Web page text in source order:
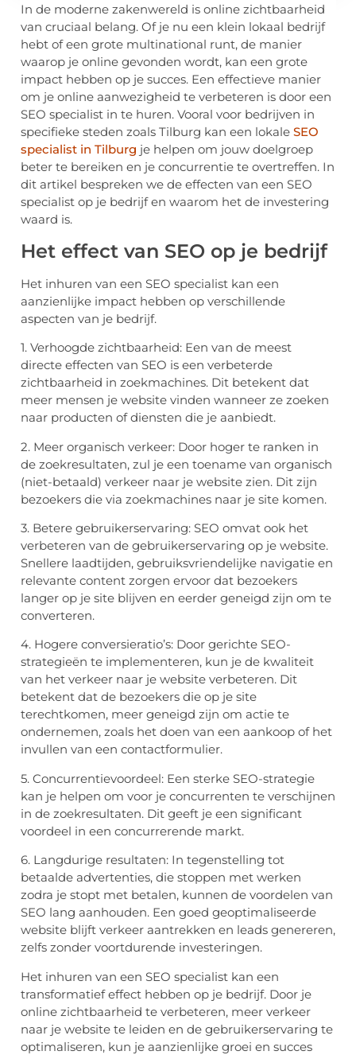
In de moderne zakenwereld is online zichtbaarheid
van cruciaal belang. Of je nu een klein lokaal bedrijf
hebt of een grote multinational runt, de manier
waarop je online gevonden wordt, kan een grote
impact hebben op je succes. Een effectieve manier
om je online aanwezigheid te verbeteren is door een
SEO specialist in te huren. Vooral voor bedrijven in
specifieke steden zoals Tilburg kan een lokale SEO
specialist in Tilburg je helpen om jouw doelgroep
beter te bereiken en je concurrentie te overtreffen. In
dit artikel bespreken we de effecten van een SEO
specialist op je bedrijf en waarom het de investering
waard is.
Het effect van SEO op je bedrijf
Het inhuren van een SEO specialist kan een
aanzienlijke impact hebben op verschillende
aspecten van je bedrijf.
1. Verhoogde zichtbaarheid: Een van de meest
directe effecten van SEO is een verbeterde
zichtbaarheid in zoekmachines. Dit betekent dat
meer mensen je website vinden wanneer ze zoeken
naar producten of diensten die je aanbiedt.
2. Meer organisch verkeer: Door hoger te ranken in
de zoekresultaten, zul je een toename van organisch
(niet-betaald) verkeer naar je website zien. Dit zijn
bezoekers die via zoekmachines naar je site komen.
3. Betere gebruikerservaring: SEO omvat ook het
verbeteren van de gebruikerservaring op je website.
Snellere laadtijden, gebruiksvriendelijke navigatie en
relevante content zorgen ervoor dat bezoekers
langer op je site blijven en eerder geneigd zijn om te
converteren.
4. Hogere conversieratio’s: Door gerichte SEO-
strategieën te implementeren, kun je de kwaliteit
van het verkeer naar je website verbeteren. Dit
betekent dat de bezoekers die op je site
terechtkomen, meer geneigd zijn om actie te
ondernemen, zoals het doen van een aankoop of het
invullen van een contactformulier.
5. Concurrentievoordeel: Een sterke SEO-strategie
kan je helpen om voor je concurrenten te verschijnen
in de zoekresultaten. Dit geeft je een significant
voordeel in een concurrerende markt.
6. Langdurige resultaten: In tegenstelling tot
betaalde advertenties, die stoppen met werken
zodra je stopt met betalen, kunnen de voordelen van
SEO lang aanhouden. Een goed geoptimaliseerde
website blijft verkeer aantrekken en leads genereren,
zelfs zonder voortdurende investeringen.
Het inhuren van een SEO specialist kan een
transformatief effect hebben op je bedrijf. Door je
online zichtbaarheid te verbeteren, meer verkeer
naar je website te leiden en de gebruikerservaring te
optimaliseren, kun je aanzienlijke groei en succes